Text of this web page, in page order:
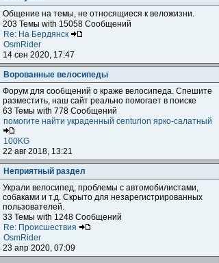
Общение на темы, не относящиеся к веложизни.
203 Темы with 15058 Сообщений
Re: На Бердянск
OsmRider
14 сен 2020, 17:47
Ворованные велосипеды
Форум для сообщений о краже велосипеда. Спешите
разместить, наш сайт реально помогает в поиске
63 Темы with 778 Сообщений
помогите найти украденный centurion ярко-салатный
100KG
22 авг 2018, 13:21
Неприятный раздел
Украли велосипед, проблемы с автомобилистами,
собаками и т.д. Скрыто для незарегистрированных
пользователей.
33 Темы with 1248 Сообщений
Re: Происшествия
OsmRider
23 апр 2020, 07:09